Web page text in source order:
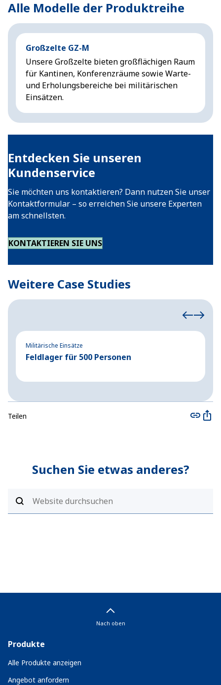
Alle Modelle der Produktreihe
Großzelte GZ-M
Unsere Großzelte bieten großflächigen Raum
für Kantinen, Konferenzräume sowie Warte-
und Erholungsbereiche bei militärischen
Einsätzen.
Entdecken Sie unseren
Kundenservice
Sie möchten uns kontaktieren? Dann nutzen Sie unser
Kontaktformular – so erreichen Sie unsere Experten
am schnellsten.
KONTAKTIEREN SIE UNS
Weitere Case Studies
Militärische Einsätze
Feldlager für 500 Personen
Teilen
Suchen Sie etwas anderes?
Nach oben
Produkte
Alle Produkte anzeigen
Angebot anfordern